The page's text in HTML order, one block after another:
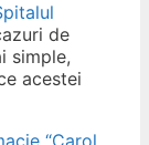
de
simple,
acestei